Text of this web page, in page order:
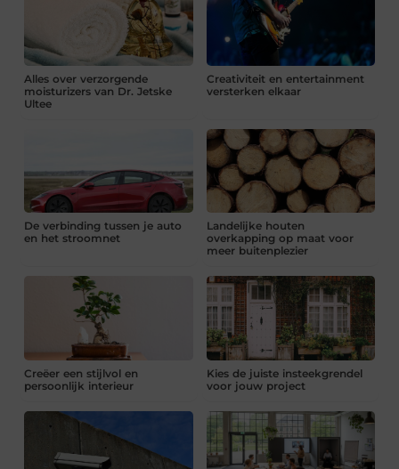
Alles over verzorgende
moisturizers van Dr. Jetske
Ultee
Creativiteit en entertainment
versterken elkaar
De verbinding tussen je auto
en het stroomnet
Landelijke houten
overkapping op maat voor
meer buitenplezier
Creëer een stijlvol en
persoonlijk interieur
Kies de juiste insteekgrendel
voor jouw project